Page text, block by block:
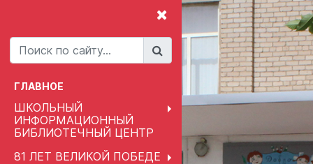
ГЛАВНОЕ
ШКОЛЬНЫЙ
ИНФОРМАЦИОННЫЙ
БИБЛИОТЕЧНЫЙ ЦЕНТР
81 ЛЕТ ВЕЛИКОЙ ПОБЕДЕ